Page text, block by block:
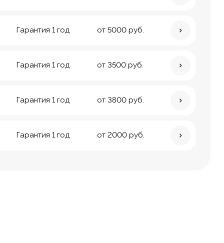
Гарантия 1 год от 5000 руб.
Гарантия 1 год от 3500 руб.
Гарантия 1 год от 3800 руб.
Гарантия 1 год от 2000 руб.